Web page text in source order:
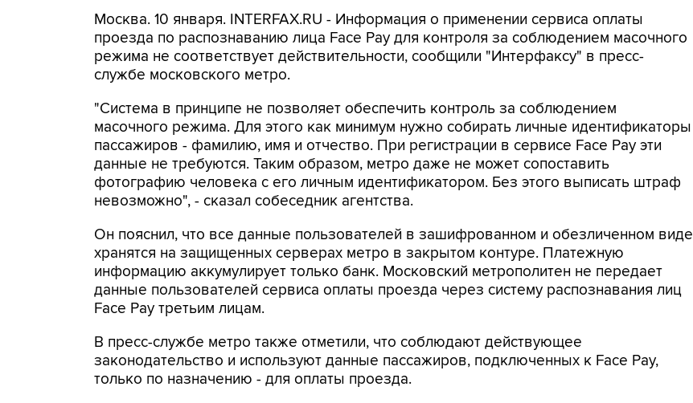
Москва. 10 января. INTERFAX.RU - Информация о применении сервиса оплаты
проезда по распознаванию лица Face Pay для контроля за соблюдением масочного
режима не соответствует действительности, сообщили "Интерфаксу" в пресс-
службе московского метро.
"Система в принципе не позволяет обеспечить контроль за соблюдением
масочного режима. Для этого как минимум нужно собирать личные идентификаторы
пассажиров - фамилию, имя и отчество. При регистрации в сервисе Face Pay эти
данные не требуются. Таким образом, метро даже не может сопоставить
фотографию человека с его личным идентификатором. Без этого выписать штраф
невозможно", - сказал собеседник агентства.
Он пояснил, что все данные пользователей в зашифрованном и обезличенном виде
хранятся на защищенных серверах метро в закрытом контуре. Платежную
информацию аккумулирует только банк. Московский метрополитен не передает
данные пользователей сервиса оплаты проезда через систему распознавания лиц
Face Pay третьим лицам.
В пресс-службе метро также отметили, что соблюдают действующее
законодательство и используют данные пассажиров, подключенных к Face Pay,
только по назначению - для оплаты проезда.